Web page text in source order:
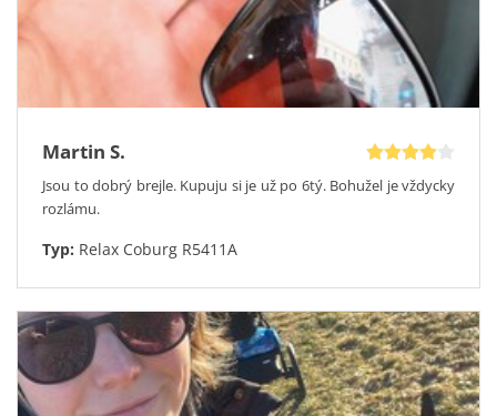
přijedeme s nabídkou obrub. Vyzkoušet si je pak můžete v
klidu domova.
Využijte některou ze široké nabídky slev a akcí u
nabídka je opravdu široká, jistě si vyberete.
Většina našich zákazníků využíje akci1+1 druhé brýle
Jedny brýle zaplatíte a druhé dostanete zdarma.
Martin S.
Jsou to dobrý brejle. Kupuju si je už po 6tý. Bohužel je vždycky
rozlámu.
Typ: Relax Coburg R5411A